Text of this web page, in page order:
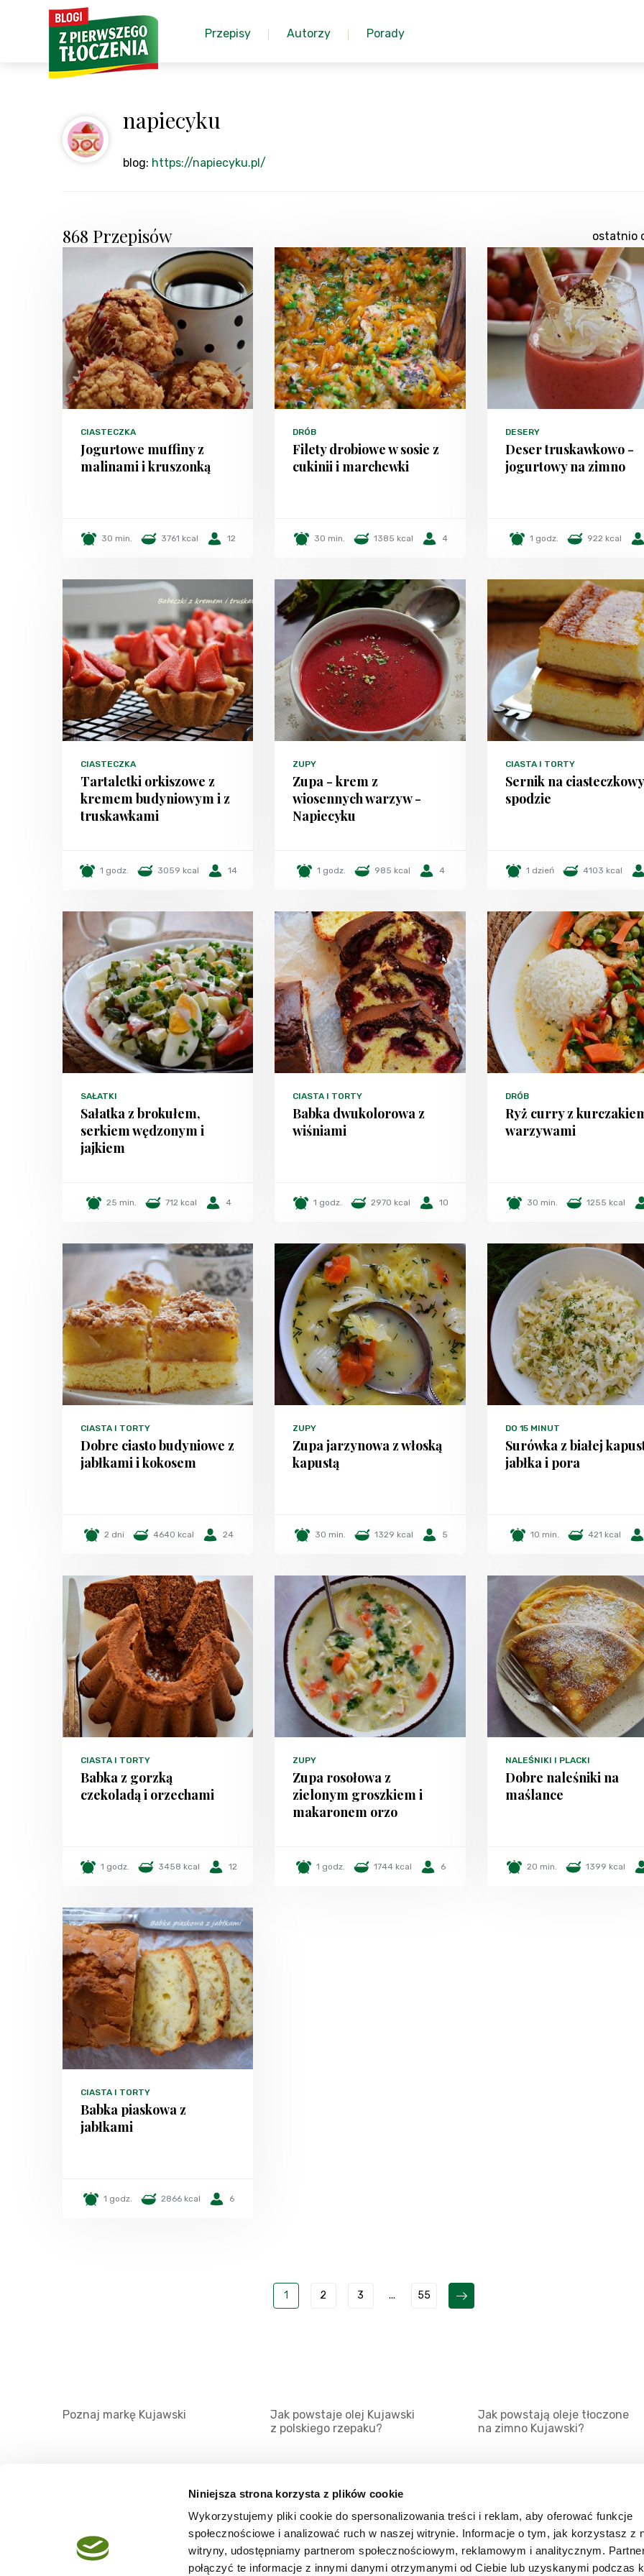
Niniejsza strona korzysta z plików cookie
Wykorzystujemy pliki cookie do spersonalizowania treści i reklam, aby oferować funkcje
społecznościowe i analizować ruch w naszej witrynie. Informacje o tym, jak korzystasz z
witryny, udostępniamy partnerom społecznościowym, reklamowym i analitycznym.
połączyć te informacje z innymi danymi otrzymanymi od Ciebie lub uzyskanymi podczas
Przepisy Autorzy Porady
napiecyku
blog: https://napiecyku.pl/
868 Przepisów ostatnio
CIASTECZKA
Jogurtowe muffiny z
malinami i kruszonką
30 min. 3761 kcal 12
DRÓB
Filety drobiowe w sosie z
cukinii i marchewki
30 min. 1385 kcal 4
DESERY
Deser truskawkowo -
jogurtowy na zimno
1 godz. 922 kcal
CIASTECZKA
Tartaletki orkiszowe z
kremem budyniowym i z
truskawkami
1 godz. 3059 kcal 14
ZUPY
Zupa - krem z
wiosennych warzyw -
Napiecyku
1 godz. 985 kcal 4
CIASTA I TORTY
Sernik na
spodzie
1 dzień 4103 kcal
SAŁATKI
Sałatka z brokułem,
serkiem wędzonym i
jajkiem
25 min. 712 kcal 4
CIASTA I TORTY
Babka dwukolorowa z
wiśniami
1 godz. 2970 kcal 10
DRÓB
Ryż curry z
warzywami
30 min. 1255 kcal
CIASTA I TORTY
Dobre ciasto budyniowe z
jabłkami i kokosem
2 dni 4640 kcal 24
ZUPY
Zupa jarzynowa z włoską
kapustą
30 min. 1329 kcal 5
DO 15 MINUT
Surówka z białej
jabłka i pora
10 min. 421 kcal
CIASTA I TORTY
Babka z gorzką
czekoladą i orzechami
1 godz. 3458 kcal 12
ZUPY
Zupa rosołowa z
zielonym groszkiem i
makaronem orzo
1 godz. 1744 kcal 6
NALEŚNIKI I PLACKI
Dobre naleśniki na
maślance
20 min. 1399 kcal
CIASTA I TORTY
Babka piaskowa z
jabłkami
1 godz. 2866 kcal 6
1 2 3 ... 55
Poznaj markę Kujawski
Jak powstaje olej Kujawski
z polskiego rzepaku?
Jak powstają oleje tłoczone
na zimno Kujawski?
Regulamin
Mapa serwisu
Kanały RSS